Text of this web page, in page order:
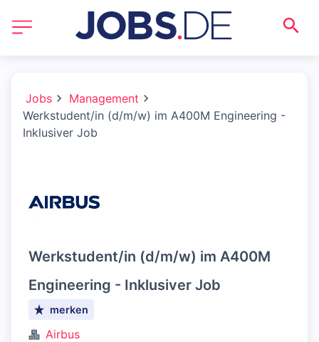
Jobs
Management
Werkstudent/in (d/m/w) im A400M Engineering -
Inklusiver Job
Werkstudent/in (d/m/w) im A400M
Engineering - Inklusiver Job
merken
Airbus